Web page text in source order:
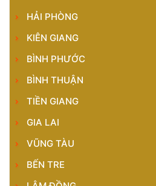
HẢI PHÒNG
KIÊN GIANG
BÌNH PHƯỚC
BÌNH THUẬN
TIỀN GIANG
GIA LAI
VŨNG TÀU
BẾN TRE